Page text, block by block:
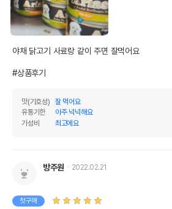
야채 닭고기 사료랑 같이 주면 잘먹어요
#상품후기
맛(기호성)
잘 먹어요
유통기한
아주 넉넉해요
가성비
최고에요
방주원 2022.02.21
첫구매